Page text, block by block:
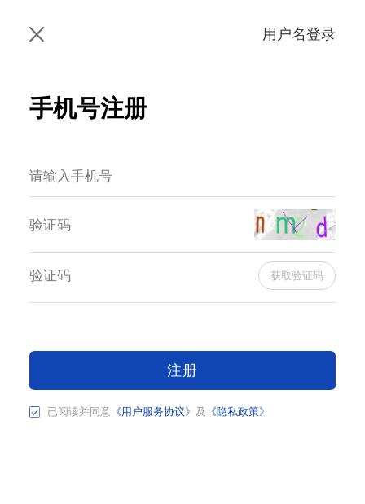
用户名登录
手机号注册
获取验证码
注册
已阅读并同意 《用户服务协议》 及 《隐私政策》